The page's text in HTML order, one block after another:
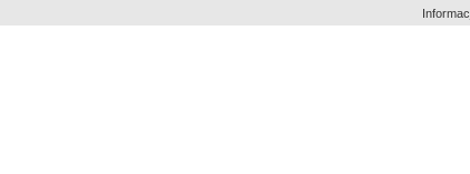
Indeksy: aktywności alfabetyczny